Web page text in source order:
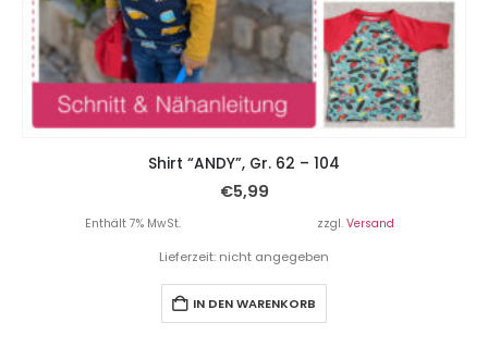
Shirt “ANDY”, Gr. 62 – 104
€5,99
Enthält 7% MwSt. zzgl. Versand
Lieferzeit: nicht angegeben
IN DEN WARENKORB